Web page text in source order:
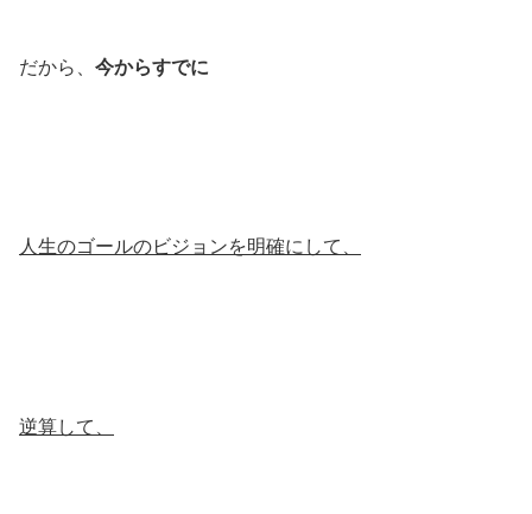
だから、 今からすでに
人生のゴールのビジョンを明確にして、
逆算して、